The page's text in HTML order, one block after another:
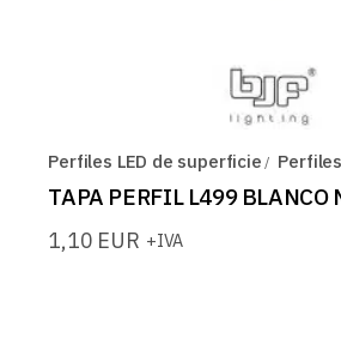
Perfiles LED de superficie
TAPA PERFIL L499 BLANCO
1,10 EUR +IVA